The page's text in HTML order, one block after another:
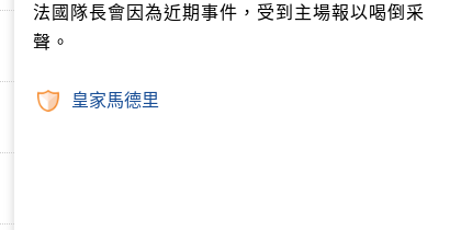
法國隊長會因為近期事件，受到主場報以喝倒采
聲。
皇家馬德里